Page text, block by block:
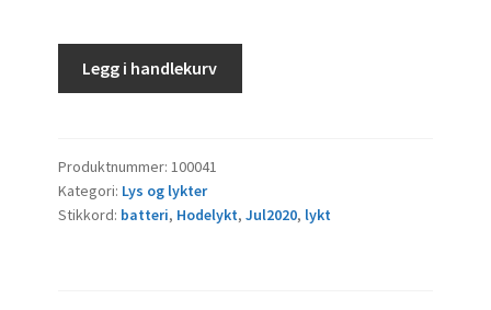
til
Halsbånd
antall
Legg i handlekurv
Produktnummer: 100041
Kategori: Lys og lykter
Stikkord: batteri, Hodelykt, Jul2020, lykt